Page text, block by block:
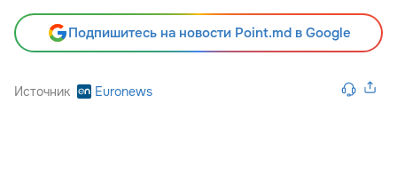
Подпишитесь на новости Point.md в Google
Источник Euronews